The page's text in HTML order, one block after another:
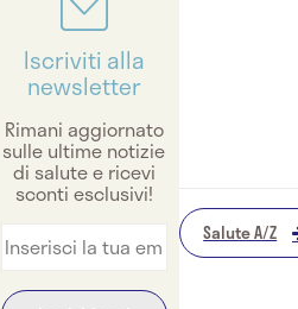
Iscriviti alla
newsletter
Rimani aggiornato
sulle ultime notizie
di salute e ricevi
sconti esclusivi!
Salute A/Z